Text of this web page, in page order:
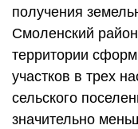
получения
Смоленский
территории
участков в трех
сельского
значительно